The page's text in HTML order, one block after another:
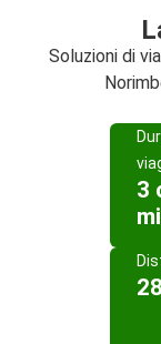
Soluzioni di
3